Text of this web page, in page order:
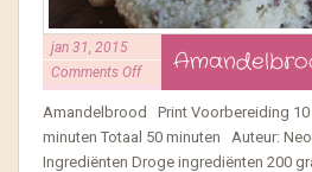
jan 31, 2015
Comments Off
Amandelbrood Print Voorbereiding 10
minuten Totaal 50 minuten Auteur:
Ingrediënten Droge ingrediënten 200